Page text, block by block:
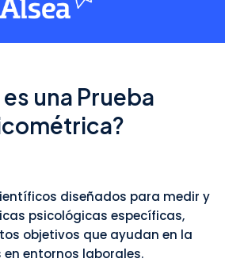
una Prueba
diseñados para medir y
psicológicas específicas,
objetivos que ayudan en la
entornos laborales.